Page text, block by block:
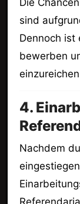
sind
Dennoch ist
bewerben
4.
Nachdem